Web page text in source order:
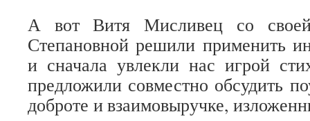
А вот Витя Мисливец со
Степановной решили применить
и сначала увлекли нас игрой
предложили совместно обсудить
доброте и взаимовыручке,